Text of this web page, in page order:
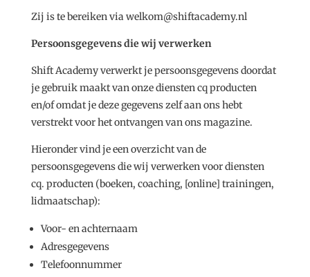
Zij is te bereiken via welkom@shiftacademy.nl
Persoonsgegevens die wij verwerken
Shift Academy verwerkt je persoonsgegevens doordat
je gebruik maakt van onze diensten cq producten
en/of omdat je deze gegevens zelf aan ons hebt
verstrekt voor het ontvangen van ons magazine.
Hieronder vind je een overzicht van de
persoonsgegevens die wij verwerken voor diensten
cq. producten (boeken, coaching, [online] trainingen,
lidmaatschap):
Voor- en achternaam
Adresgegevens
Telefoonnummer